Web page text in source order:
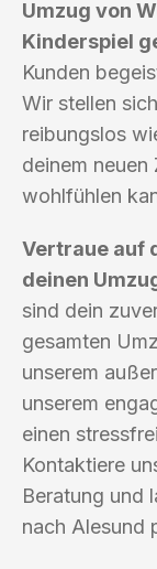
Umzug von
Kinderspiel
Kunden
Wir stellen
reibungslos
deinem neuen
wohlfühlen
Vertraue auf
deinen
sind dein
gesamten
unserem
unserem
einen
Kontaktiere
Beratung und
nach Alesund